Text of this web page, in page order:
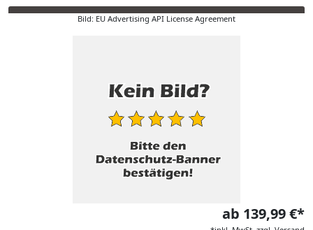
Bild: EU Advertising API License Agreement
ab 139,99 €*